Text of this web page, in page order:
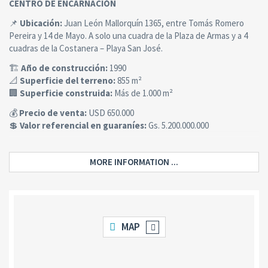
CENTRO DE ENCARNACIÓN
📌 Ubicación:Juan León Mallorquín 1365, entre Tomás Romero
Pereira y 14 de Mayo. A solo una cuadra de la Plaza de Armas y a 4
cuadras de la Costanera – Playa San José.
🏗️ Año de construcción: 1990
📐 Superficie del terreno:855 m²
🏢 Superficie construida: Más de 1.000 m²
💰 Precio de venta: USD 650.000
💲 Valor referencial en guaraníes:Gs. 5.200.000.000
🛏️ Ambientes y distribución:
Cochera para 3 vehículos
MORE INFORMATION ...
MAP